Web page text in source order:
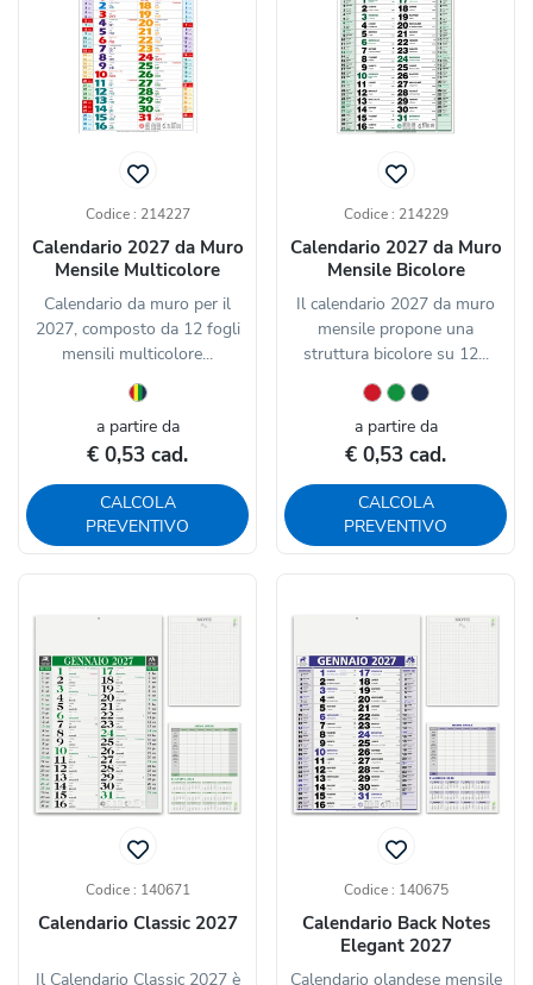
Codice : 214227
Calendario 2027 da Muro
Mensile Multicolore
Calendario da muro per il
2027, composto da 12 fogli
mensili multicolore...
a partire da
€ 0,53 cad.
CALCOLA
PREVENTIVO
Codice : 214229
Calendario 2027 da Muro
Mensile Bicolore
Il calendario 2027 da muro
mensile propone una
struttura bicolore su 12...
a partire da
€ 0,53 cad.
CALCOLA
PREVENTIVO
Codice : 140671
Calendario Classic 2027
Il Calendario Classic 2027 è
Codice : 140675
Calendario Back Notes
Elegant 2027
Calendario olandese mensile